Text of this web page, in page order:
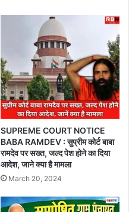
SUPREME COURT NOTICE
BABA RAMDEV : सुप्रीम कोर्ट बाबा
रामदेव पर सख्त, जल्द पेश होने का दिया
आदेश, जाने क्या है मामला
March 20, 2024